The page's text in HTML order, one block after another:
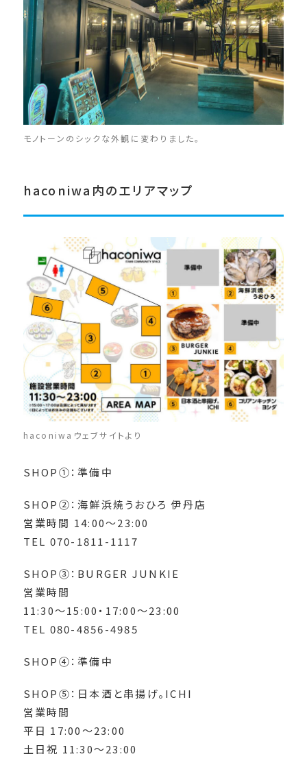
モノトーンのシックな外観に変わりました。
haconiwa内のエリアマップ
haconiwaウェブサイトより
SHOP①：準備中
SHOP②：海鮮浜焼うおひろ 伊丹店
営業時間 14:00〜23:00
TEL 070-1811-1117
SHOP③：BURGER JUNKIE
営業時間
11:30～15:00・17:00～23:00
TEL 080-4856-4985
SHOP④：準備中
SHOP⑤：日本酒と串揚げ。ICHI
営業時間
平日 17:00～23:00
土日祝 11:30～23:00